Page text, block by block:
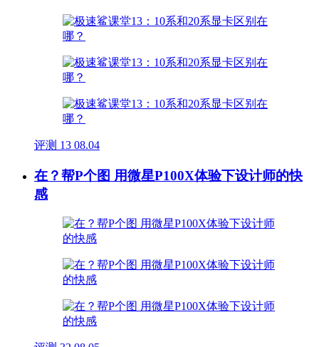
评测 13 08.04
在？帮P个图 用微星P100X体验下设计师的快
感